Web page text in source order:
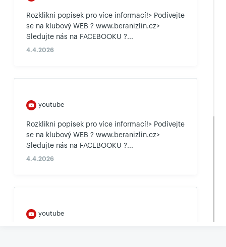
Rozklikni popisek pro více informací!> Podívejte
se na klubový WEB ? www.beranizlin.cz>
Sledujte nás na FACEBOOKU ?...
4.4.2026
youtube
Rozklikni popisek pro více informací!> Podívejte
se na klubový WEB ? www.beranizlin.cz>
Sledujte nás na FACEBOOKU ?...
4.4.2026
youtube